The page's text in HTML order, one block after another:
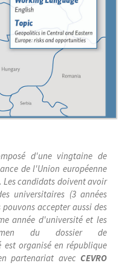
d'une vingtaine de
de l'Union européenne
Les candidats doivent avoir
universitaires (3 années
accepter aussi des
année d'université et les
du dossier de
organisé en république
partenariat avec CEVRO